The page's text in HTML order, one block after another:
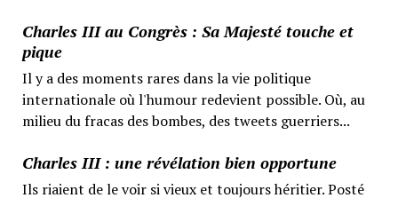
Charles III au Congrès : Sa Majesté touche et
pique
Il y a des moments rares dans la vie politique
internationale où l'humour redevient possible. Où, au
milieu du fracas des bombes, des tweets guerriers...
Charles III : une révélation bien opportune
Ils riaient de le voir si vieux et toujours héritier. Posté